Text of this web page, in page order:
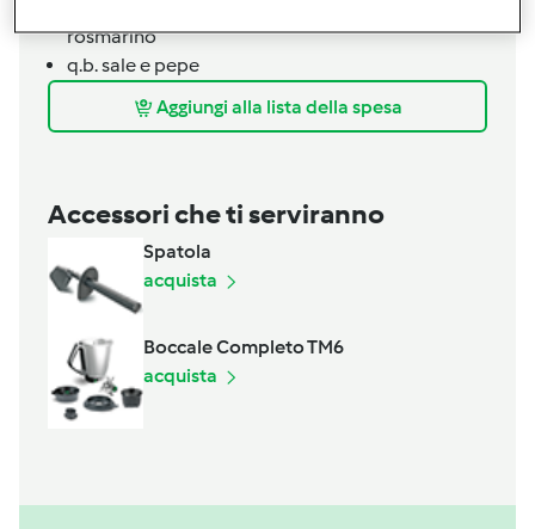
rosmarino
q.b.sale e pepe
Aggiungi alla lista della spesa
Accessori che ti serviranno
Spatola
acquista
Boccale Completo TM6
acquista